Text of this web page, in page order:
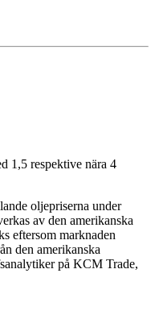
1,5 respektive nära 4
oljepriserna under
av den amerikanska
eftersom marknaden
den amerikanska
på KCM Trade,